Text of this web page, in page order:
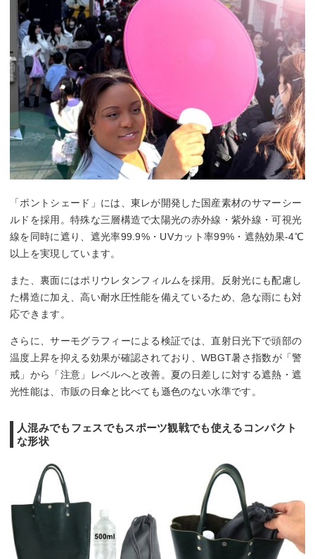
「ポントシェード」には、東レが開発した国産素材のサマーシー
ルドを採用。特殊な三層構造で太陽光の赤外線・紫外線・可視光
線を同時に遮り、遮光率99.9%・UVカット率99%・遮熱効果-4℃
以上を実現しています。
また、裏面にはポリウレタンフィルムを採用。反射光にも配慮し
た構造に加え、高い耐水圧性能を備えているため、急な雨にも対
応できます。
さらに、サーモグラフィーによる検証では、直射日光下で頭部の
温度上昇を抑える効果が確認されており、WBGT暑さ指数が「警
戒」から「注意」レベルへと改善。夏の日差しに対する遮熱・遮
光性能は、市販の日傘と比べても遜色のない水準です。
人混みでもフェスでもスポーツ観戦でも使えるコンパクト
な形状